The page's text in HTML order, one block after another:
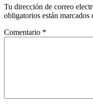
Tu dirección de correo
obligatorios están marcados
Comentario *